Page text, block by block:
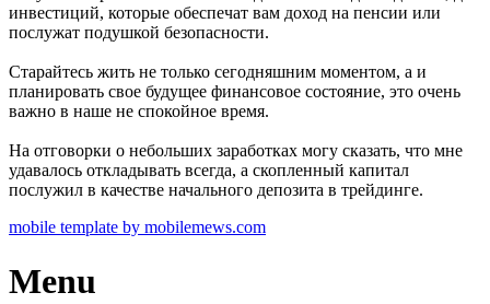
инвестиций, которые обеспечат вам доход на пенсии или
послужат подушкой безопасности.
Старайтесь жить не только сегодняшним моментом, а и
планировать свое будущее финансовое состояние, это очень
важно в наше не спокойное время.
На отговорки о небольших заработках могу сказать, что мне
удавалось откладывать всегда, а скопленный капитал
послужил в качестве начального депозита в трейдинге.
mobile template by mobilemews.com
Menu